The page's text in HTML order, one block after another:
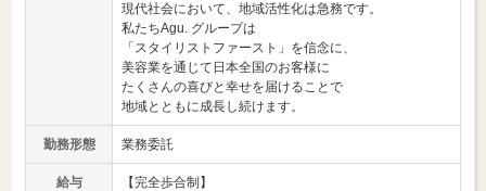
現代社会において、地域活性化は急務です。
私たちAgu. グループは
「スタイリストファースト」を信念に、
美容業を通じて日本全国のお客様に
たくさんの喜びと幸せを届けることで
地域とともに成長し続けます。
勤務形態 業務委託
給与
【完全歩合制】